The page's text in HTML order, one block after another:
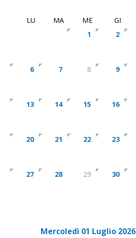
LU MA ME GI
1
2
6 7 8 9
13 14 15 16
20 21 22 23
27 28 29 30
Mercoledì 01 Luglio 2026